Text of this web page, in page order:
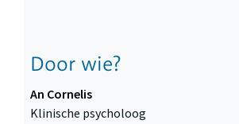
Door wie?
An Cornelis
Klinische psycholoog